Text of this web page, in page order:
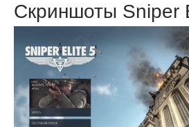
Скриншоты Sniper